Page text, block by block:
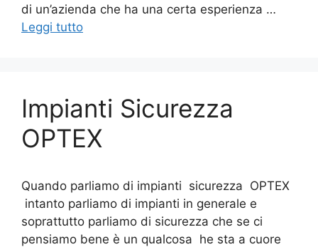
di un’azienda che ha una certa esperienza …
Leggi tutto
Impianti Sicurezza
OPTEX
Quando parliamo di impianti sicurezza OPTEX
intanto parliamo di impianti in generale e
soprattutto parliamo di sicurezza che se ci
pensiamo bene è un qualcosa he sta a cuore